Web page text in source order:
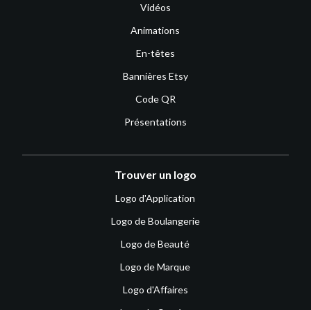
Vidéos
Animations
En-têtes
Bannières Etsy
Code QR
Présentations
Trouver un logo
Logo d'Application
Logo de Boulangerie
Logo de Beauté
Logo de Marque
Logo d'Affaires